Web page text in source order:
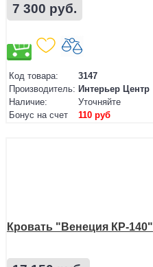
7 300 руб.
Код товара:
3147
Производитель: Интерьер Центр
Наличие:
Уточняйте
Бонус на счет
110 руб
Кровать "Венеция КР-140"